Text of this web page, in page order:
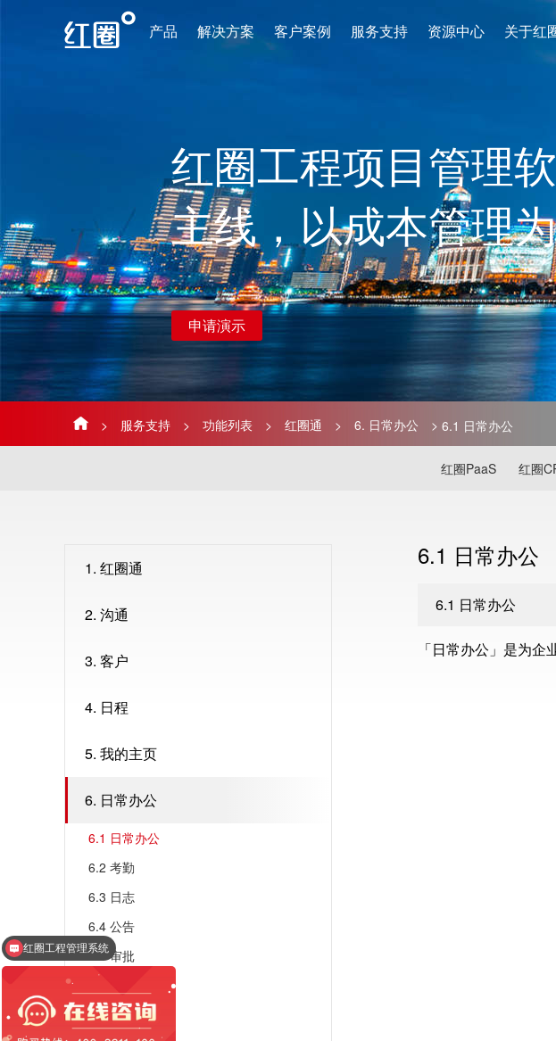
产品 解决方案 客户案例 服务支持 资源中心 关于红
红圈工程管理系统
红圈工程项目管理
主线，以成本管理
申请演示
> 服务支持 > 功能列表 > 红圈通 > 6. 日常办公 > 6.1 日常办公
红圈PaaS 红圈
1. 红圈通
2. 沟通
3. 客户
4. 日程
5. 我的主页
6. 日常办公
6.1 日常办公
6.2 考勤
6.3 日志
6.4 公告
6.5 审批
6.7 产品
6.1 日常办公
6.1 日常办公
「日常办公」是为企